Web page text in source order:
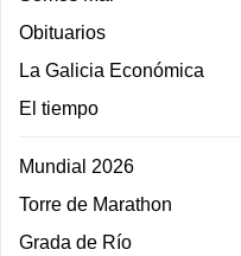
Obituarios
La Galicia Económica
El tiempo
Mundial 2026
Torre de Marathon
Grada de Río